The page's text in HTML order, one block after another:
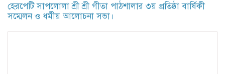
হেরপেটি সাপলোলা শ্রী শ্রী গীতা পাঠশালার ৩য় প্রতিষ্ঠা বার্ষিকী
সম্মেলন ও ধর্মীয় আলোচনা সভা।